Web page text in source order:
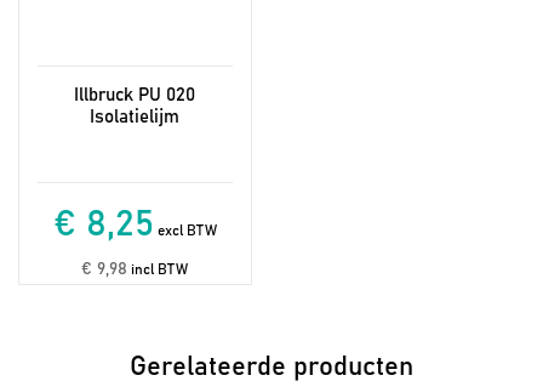
Illbruck PU 020
Isolatielijm
€ 8,25 excl BTW
€ 9,98 incl BTW
Gerelateerde producten